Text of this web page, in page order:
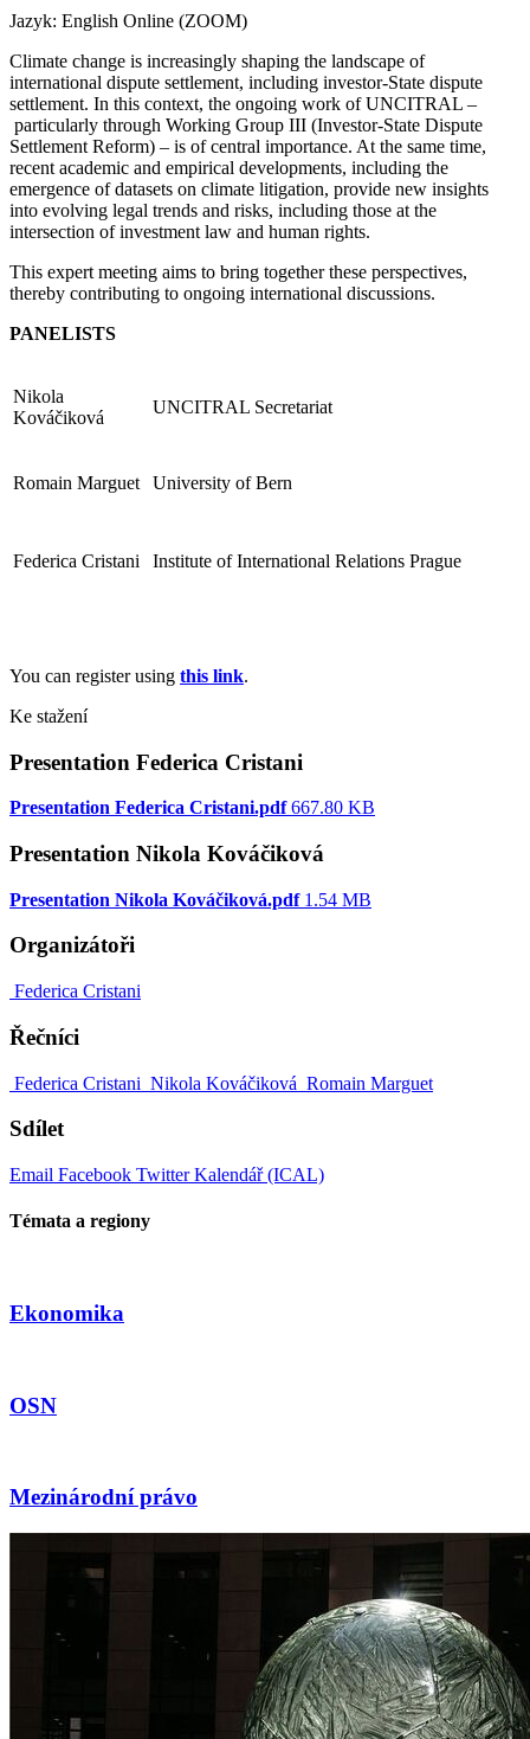
Jazyk: English Online (ZOOM)
Climate change is increasingly shaping the landscape of
international dispute settlement, including investor-State dispute
settlement. In this context, the ongoing work of UNCITRAL –
particularly through Working Group III (Investor-State Dispute
Settlement Reform) – is of central importance. At the same time,
recent academic and empirical developments, including the
emergence of datasets on climate litigation, provide new insights
into evolving legal trends and risks, including those at the
intersection of investment law and human rights.
This expert meeting aims to bring together these perspectives,
thereby contributing to ongoing international discussions.
PANELISTS
Nikola
Kováčiková
UNCITRAL Secretariat
Romain Marguet University of Bern
Federica Cristani Institute of International Relations Prague
You can register using this link.
Ke stažení
Presentation Federica Cristani
Presentation Federica Cristani.pdf 667.80 KB
Presentation Nikola Kováčiková
Presentation Nikola Kováčiková.pdf 1.54 MB
Organizátoři
Federica Cristani
Řečníci
Federica Cristani Nikola Kováčiková Romain Marguet
Sdílet
Email Facebook TwitterKalendář (ICAL)
Témata a regiony
Ekonomika
OSN
Mezinárodní právo